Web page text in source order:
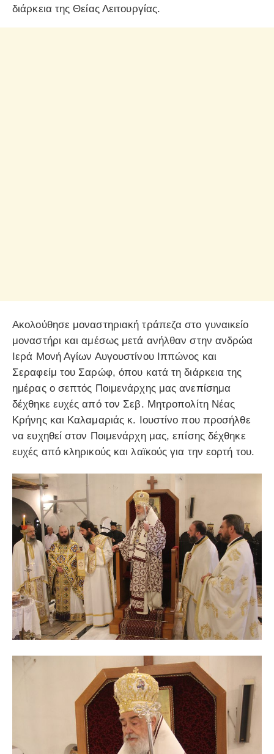
διάρκεια της Θείας Λειτουργίας.
Ακολούθησε μοναστηριακή τράπεζα στο γυναικείο
μοναστήρι και αμέσως μετά ανήλθαν στην ανδρώα
Ιερά Μονή Αγίων Αυγουστίνου Ιππώνος και
Σεραφείμ του Σαρώφ, όπου κατά τη διάρκεια της
ημέρας ο σεπτός Ποιμενάρχης μας ανεπίσημα
δέχθηκε ευχές από τον Σεβ. Μητροπολίτη Νέας
Κρήνης και Καλαμαριάς κ. Ιουστίνο που προσήλθε
να ευχηθεί στον Ποιμενάρχη μας, επίσης δέχθηκε
ευχές από κληρικούς και λαϊκούς για την εορτή του.